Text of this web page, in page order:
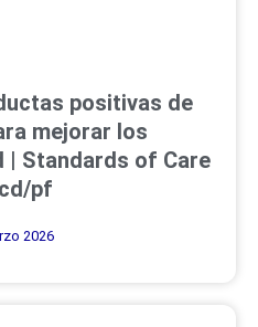
positivas de
mejorar los
| Standards of Care
pf
2026